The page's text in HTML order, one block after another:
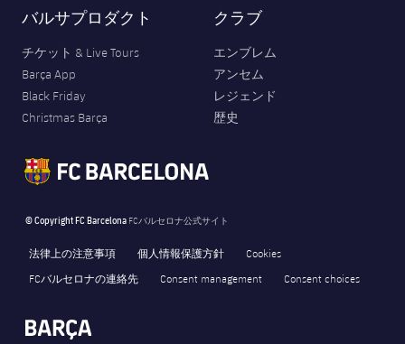
バルサプロダクト
チケット & Live Tours
Barça App
Black Friday
Christmas Barça
クラブ
エンブレム
アンセム
レジェンド
歴史
© Copyright FC Barcelona FCバルセロナ公式サイト
法律上の注意事項 個人情報保護方針
Cookies
FCバルセロナの連絡先
Consent management Consent choices